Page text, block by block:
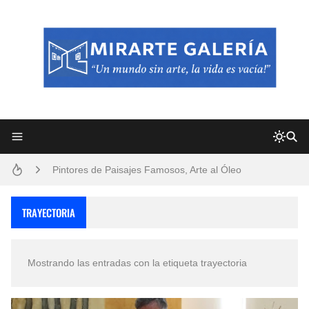
Pintores de Paisajes Famosos, Arte al Óleo
San Valentín Dibujos a Lápiz del 14 de Febrero
TRAYECTORIA
Mostrando las entradas con la etiqueta trayectoria